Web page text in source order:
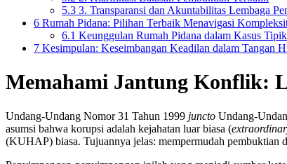
5.3 3. Transparansi dan Akuntabilitas Lembaga
6 Rumah Pidana: Pilihan Terbaik Menavigasi
6.1 Keunggulan Rumah Pidana dalam Kasus
7 Kesimpulan: Keseimbangan Keadilan dalam Tangan
Memahami Jantung Konflik:
Undang-Undang Nomor 31 Tahun 1999 juncto Undang-
asumsi bahwa korupsi adalah kejahatan luar biasa (
(KUHAP) biasa. Tujuannya jelas: mempermudah pembuktian